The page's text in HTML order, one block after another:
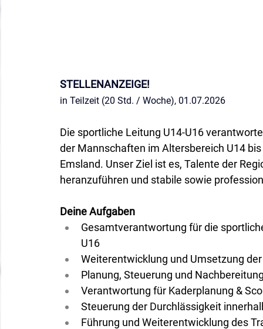
STELLENANZEIGE!
in Teilzeit (20 Std. / Woche), 01.07.2026
Die sportliche Leitung U14-U16
der Mannschaften im Altersbereich U14
Emsland. Unser Ziel ist es, Talente der
heranzuführen und stabile sowie
Deine Aufgaben
Gesamtverantwortung für die
U16
Weiterentwicklung und Umsetzung
Planung, Steuerung und
Verantwortung für Kaderplanung &
Steuerung der Durchlässigkeit
Führung und Weiterentwicklung des